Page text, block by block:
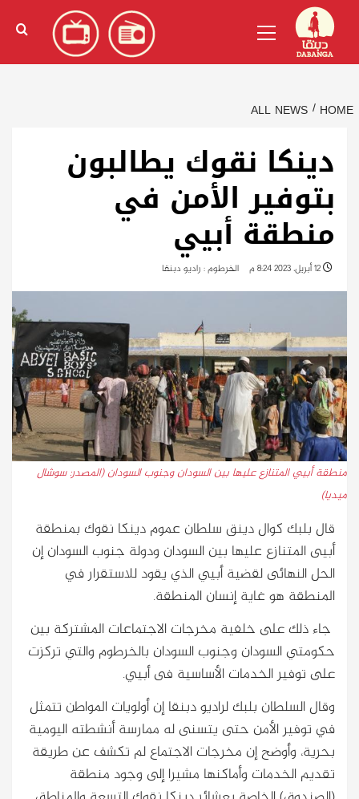
content
الإنجليزية)
Menu
HOME
ALL NEWS
دينكا نقوك يطالبون
بتوفير الأمن في
منطقة أبيي
الخرطوم : راديو دبنقا
منطقة أبيي المتنازع عليها بين السودان وجنوب السودان (المصدر: سوشال
ميديا)
قال بلبك كوال دينق سلطان عموم دينكا نقوك بمنطقة
أبيى المتنازع عليها بين السودان ودولة جنوب السودان إن
الحل النهائى لقضية أبيي الذي يقود للاستقرار في
المنطقة هو غاية إنسان المنطقة.
جاء ذلك على خلفية مخرجات الاجتماعات المشتركة بين
حكومتي السودان وجنوب السودان بالخرطوم والتي تركزت
على توفير الخدمات الأساسية فى أبيي.
وقال السلطان بلبك لراديو دبنقا إن أولويات المواطن تتمثل
في توفير الأمن حتى يتسنى له ممارسة أنشطته اليومية
بحرية، وأوضح إن مخرجات الاجتماع لم تكشف عن طريقة
تقديم الخدمات وأماكنها مشيرا إلى وجود منطقة